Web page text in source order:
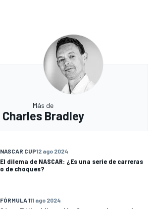
Más de
Charles Bradley
NASCAR CUP12 ago 2024
El dilema de NASCAR: ¿Es una serie de carreras
o de choques?
FÓRMULA 111 ago 2024